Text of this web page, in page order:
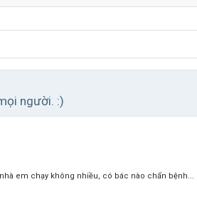
người. :)
em chạy không nhiều, có bác nào chẩn bệnh...